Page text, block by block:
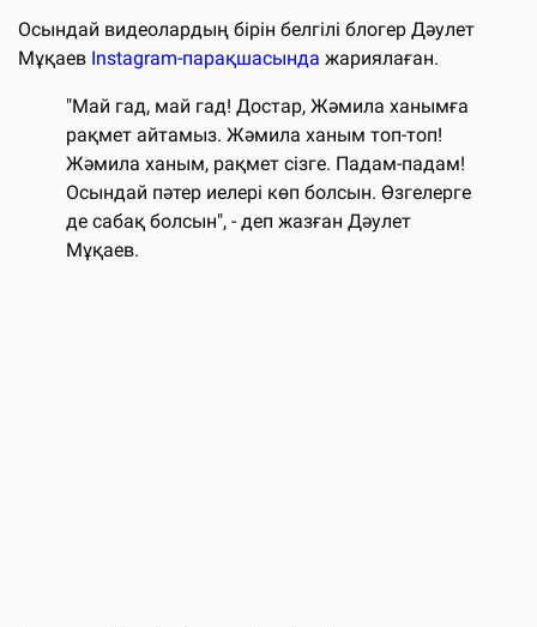
Осындай видеолардың бірін белгілі блогер Дәулет
Мұқаев Instagram-парақшасында жариялаған.
"Май гад, май гад! Достар, Жәмила ханымға
рақмет айтамыз. Жәмила ханым топ-топ!
Жәмила ханым, рақмет сізге. Падам-падам!
Осындай пәтер иелері көп болсын. Өзгелерге
де сабақ болсын", - деп жазған Дәулет
Мұқаев.